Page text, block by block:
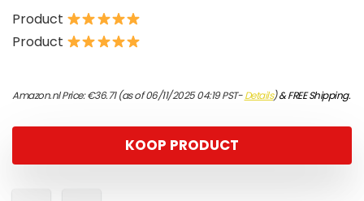
Product
Product
Amazon.nl Price:€36.71(as of 06/11/2025 04:19 PST-Details)&FREE Shipping.
KOOP PRODUCT